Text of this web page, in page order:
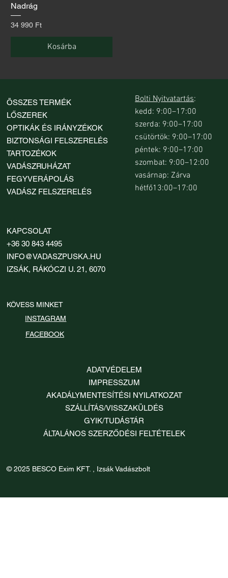
Nadrág
Ár
34 990 Ft
Kosárba
ADATVÉDELEM
IMPRESSZUM
AKADÁLYMENTESÍTÉSI NYILATKOZAT
SZÁLLÍTÁS/VISSZAKÜLDÉS
GYIK/TUDÁSTÁR
ÁLTALÁNOS SZERZŐDÉSI FELTÉTELEK
ÖSSZES TERMÉK
LŐSZEREK
OPTIKÁK ÉS IRÁNYZÉKOK
BIZTONSÁGI FELSZERELÉS
TARTOZÉKOK
VADÁSZRUHÁZAT
FEGYVERÁPOLÁS
VADÁSZ FELSZERELÉS
KÖVESS MINKET
INSTAGRAM
FACEBOOK
© 2025 BESCO Exim KFT. , Izsák Vadászbolt
KAPCSOLAT
+36 30 843 4495
INFO@VADASZPUSKA.HU
IZSÁK, RÁKÓCZI U. 21, 6070
Bolti Nyitvatartás:
kedd: 9:00–17:00
szerda: 9:00–17:00
csütörtök: 9:00–17:00
péntek: 9:00–17:00
szombat: 9:00–12:00
vasárnap: Zárva
hétfő13:00–17:00